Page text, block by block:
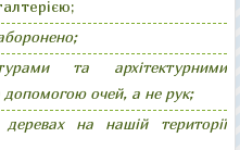
та архітектурними
допомогою очей, а не рук;
на нашій території